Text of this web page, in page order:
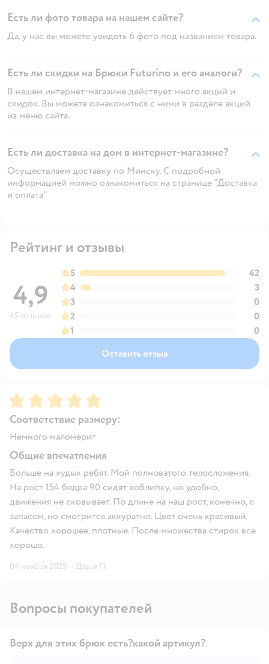
Есть ли фото товара на нашем сайте?
Да, у нас вы можете увидеть 6 фото под названием товара.
Есть ли скидки на Брюки Futurino и его аналоги?
В нашем интернет-магазине действует много акций и
скидок. Вы можете ознакомиться с ними в разделе акций
из меню сайта.
Есть ли доставка на дом в интернет-магазине?
Осуществляем доставку по Минску. С подробной
информацией можно ознакомиться на странице "Доставка
и оплата"
Рейтинг и отзывы
4,9
45 отзывов
5
42
4
3
3
0
2
0
1
0
Оставить отзыв
Рейтинг:5
Соответствие размеру:
Немного маломерит
Общие впечатления
Больше на худых ребят. Мой полноватого телосложения.
На рост 154 бедра 90 сидят воблипку, но удобно,
движения не сковывает. По длине на наш рост, конечно, с
запасом, но смотрится аккуратно. Цвет очень красивый.
Качество хорошее, плотные. После множества стирок все
хорошо.
04 ноября 2025 · Дарья П.
Вопросы покупателей
Верх для этих брюк есть?какой артикул?